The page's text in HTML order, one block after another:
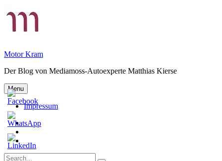
to
Motor Kram
Der Blog von Mediamoss-Autoexperte Matthias Kierse
Menu
Impressum
Privatsphäre-
Privatsphäre-
Einstellungen
widerrufen
Search